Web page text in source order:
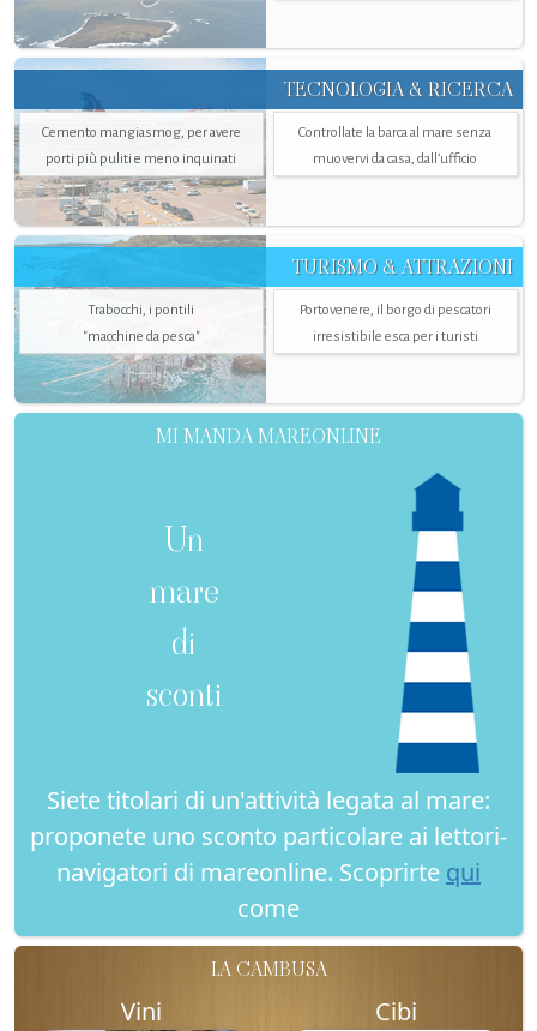
TECNOLOGIA & RICERCA
Cemento mangiasmog, per avere
porti più puliti e meno inquinati
Controllate la barca al mare senza
muovervi da casa, dall’ufficio
TURISMO & ATTRAZIONI
Trabocchi, i pontili
"macchine da pesca"
Portovenere, il borgo di pescatori
irresistibile esca per i turisti
MI MANDA MAREONLINE
Un
mare
di
sconti
Siete titolari di un'attività legata al mare:
proponete uno sconto particolare ai lettori-
navigatori di mareonline. Scoprirte qui
come
LA CAMBUSA
Vini Cibi